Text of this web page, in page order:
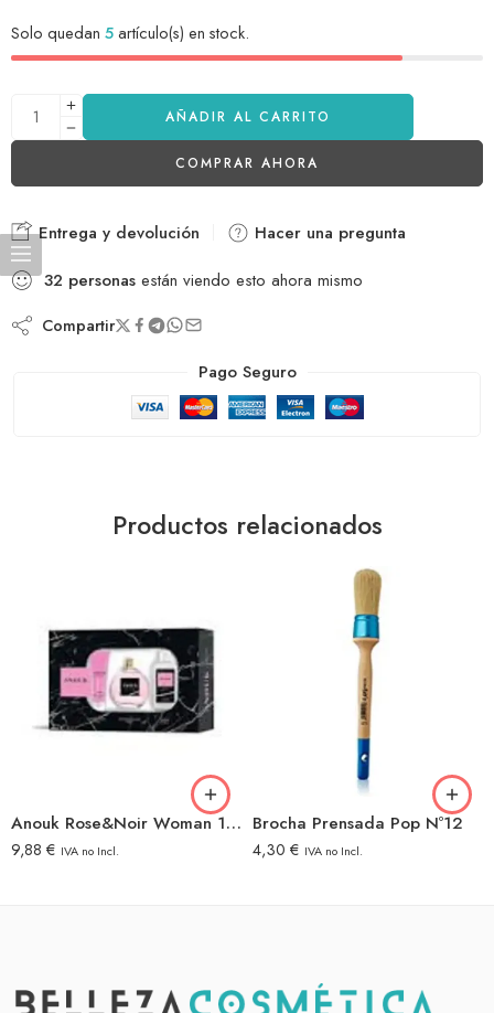
Solo quedan 5artículo(s) en stock.
AÑADIR AL CARRITO
COMPRAR AHORA
Entrega y devolución
Hacer una pregunta
32 personas están viendo esto ahora mismo
Compartir
Pago Seguro
Productos relacionados
Anouk Rose&Noir Woman 100Ml+Body+Gel
9,88 € IVA no Incl.
Brocha Prensada Pop Nº12
4,30 € IVA no Incl.